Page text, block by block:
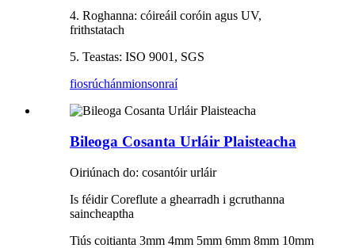
4. Roghanna: cóireáil coróin agus UV,
frithstatach
5. Teastas: ISO 9001, SGS
fiosrúchánmionsonraí
Bileoga Cosanta Urláir Plaisteacha
Oiriúnach do: cosantóir urláir
Is féidir Coreflute a ghearradh i gcruthanna
saincheaptha
Tiús coitianta 3mm 4mm 5mm 6mm 8mm 10mm